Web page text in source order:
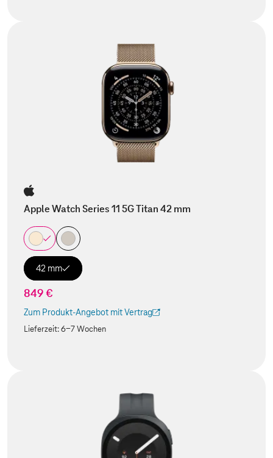
Apple Watch Series 11 5G Titan 42 mm
42 mm
849 €
Zum Produkt-Angebot mit Vertrag
(Der Link wird in einem neuen Tab geöffnet)
Lieferzeit:6-7 Wochen